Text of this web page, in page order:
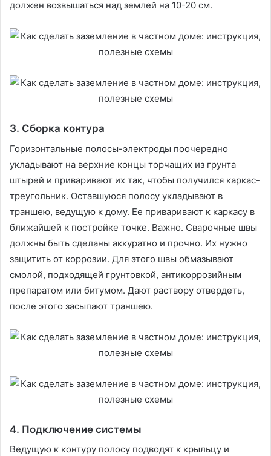
должен возвышаться над землей на 10-20 см.
3. Сборка контура
Горизонтальные полосы-электроды поочередно
укладывают на верхние концы торчащих из грунта
штырей и приваривают их так, чтобы получился каркас-
треугольник. Оставшуюся полосу укладывают в
траншею, ведущую к дому. Ее приваривают к каркасу в
ближайшей к постройке точке. Важно. Сварочные швы
должны быть сделаны аккуратно и прочно. Их нужно
защитить от коррозии. Для этого швы обмазывают
смолой, подходящей грунтовкой, антикоррозийным
препаратом или битумом. Дают раствору отвердеть,
после этого засыпают траншею.
4. Подключение системы
Ведущую к контуру полосу подводят к крыльцу и